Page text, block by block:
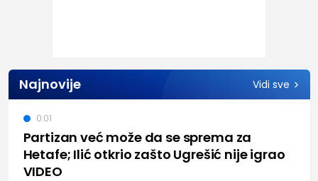
Najnovije Vidi sve
Partizan već može da se sprema za
Hetafe; Ilić otkrio zašto Ugrešić nije igrao
VIDEO
0:01